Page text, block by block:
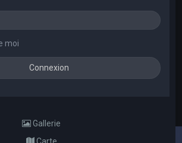
moi
Gallerie
Carte